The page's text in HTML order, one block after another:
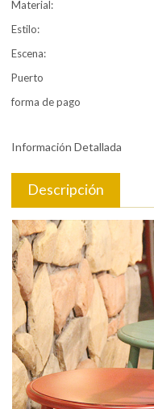
Material:
Estilo:
Escena:
Puerto
forma de pago
Información Detallada
Descripción